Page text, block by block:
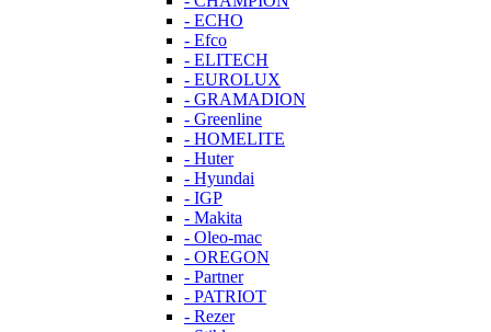
- ECHO
- Efco
- ELITECH
- EUROLUX
- GRAMADION
- Greenline
- HOMELITE
- Huter
- Hyundai
- IGP
- Makita
- Oleo-mac
- OREGON
- Partner
- PATRIOT
- Rezer